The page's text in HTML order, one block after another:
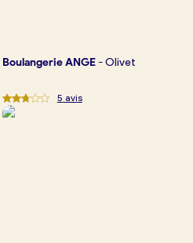
BoulangerieANGE-Olivet
5 avis